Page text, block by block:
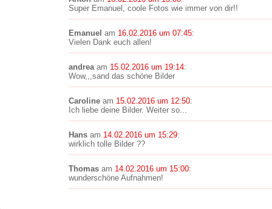
Super Emanuel, coole Fotos wie immer von dir!!
Emanuel am 16.02.2016 um 07:45:
Vielen Dank euch allen!
andreaam 15.02.2016 um 19:14:
Wow,,,sand das schöne Bilder
Caroline am 15.02.2016 um 12:50:
Ich liebe deine Bilder. Weiter so...
Hans am 14.02.2016 um 15:29:
wirklich tolle Bilder ??
Thomas am 14.02.2016 um 15:00:
wunderschöne Aufnahmen!